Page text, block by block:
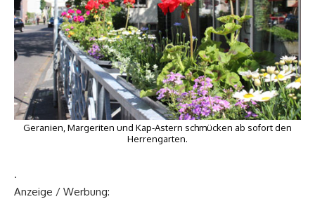
Geranien, Margeriten und Kap-Astern schmücken ab sofort den
Herrengarten.
.
Anzeige / Werbung: